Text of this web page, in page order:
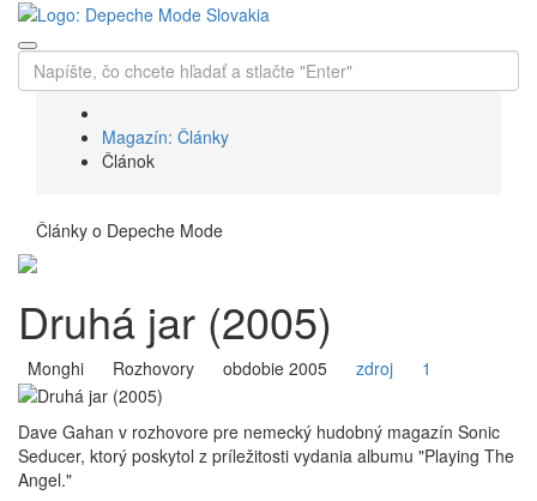
Magazín: Články
Článok
Články o Depeche Mode
Druhá jar (2005)
Monghi Rozhovory obdobie 2005 zdroj 1
Dave Gahan v rozhovore pre nemecký hudobný magazín Sonic
Seducer, ktorý poskytol z príležitosti vydania albumu "Playing The
Angel."